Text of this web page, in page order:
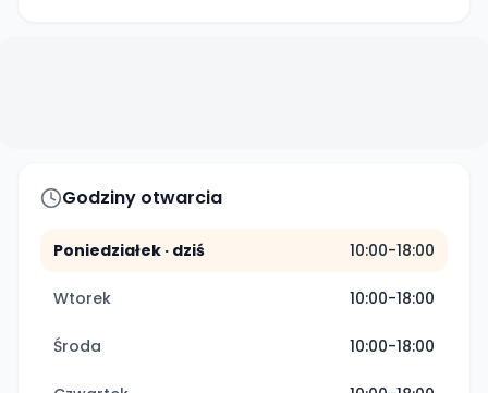
Godziny otwarcia
Poniedziałek · dziś 10:00-18:00
Wtorek 10:00-18:00
Środa 10:00-18:00